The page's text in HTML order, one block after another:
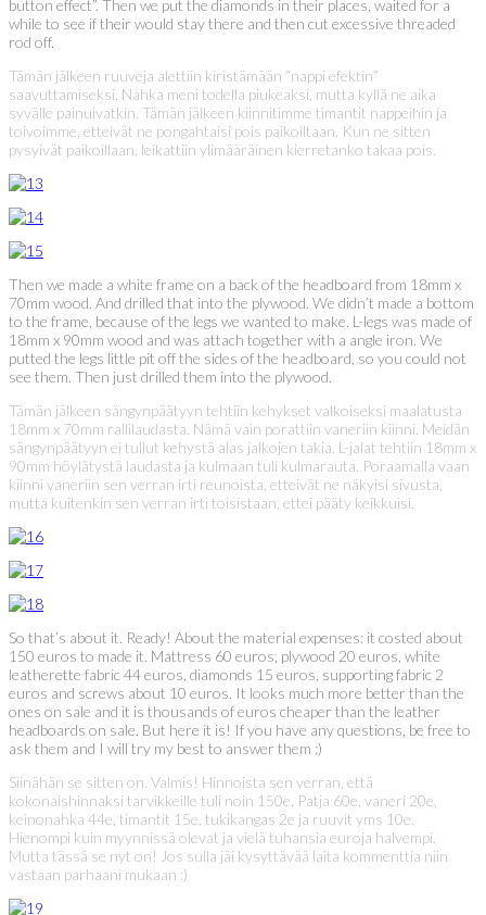
button effect”. Then we put the diamonds in their places, waited for a
while to see if their would stay there and then cut excessive threaded
rod off.
Tämän jälkeen ruuveja alettiin kiristämään ”nappi efektin”
saavuttamiseksi. Nahka meni todella piukeaksi, mutta kyllä ne aika
syvälle painuivatkin. Tämän jälkeen kiinnitimme timantit nappeihin ja
toivoimme, etteivät ne pongahtaisi pois paikoiltaan. Kun ne sitten
pysyivät paikoillaan, leikattiin ylimääräinen kierretanko takaa pois.
Then we made a white frame on a back of the headboard from 18mm x
70mm wood. And drilled that into the plywood. We didn’t made a bottom
to the frame, because of the legs we wanted to make. L-legs was made of
18mm x 90mm wood and was attach together with a angle iron. We
putted the legs little pit off the sides of the headboard, so you could not
see them. Then just drilled them into the plywood.
Tämän jälkeen sängynpäätyyn tehtiin kehykset valkoiseksi maalatusta
18mm x 70mm rallilaudasta. Nämä vain porattiin vaneriin kiinni. Meidän
sängynpäätyyn ei tullut kehystä alas jalkojen takia. L-jalat tehtiin 18mm x
90mm höylätystä laudasta ja kulmaan tuli kulmarauta. Poraamalla vaan
kiinni vaneriin sen verran irti reunoista, etteivät ne näkyisi sivusta,
mutta kuitenkin sen verran irti toisistaan, ettei pääty keikkuisi.
So that’s about it. Ready! About the material expenses: it costed about
150 euros to made it. Mattress 60 euros, plywood 20 euros, white
leatherette fabric 44 euros, diamonds 15 euros, supporting fabric 2
euros and screws about 10 euros. It looks much more better than the
ones on sale and it is thousands of euros cheaper than the leather
headboards on sale. But here it is! If you have any questions, be free to
ask them and I will try my best to answer them :)
Siinähän se sitten on. Valmis! Hinnoista sen verran, että
kokonaishinnaksi tarvikkeille tuli noin 150e. Patja 60e, vaneri 20e,
keinonahka 44e, timantit 15e, tukikangas 2e ja ruuvit yms 10e.
Hienompi kuin myynnissä olevat ja vielä tuhansia euroja halvempi.
Mutta tässä se nyt on! Jos sulla jäi kysyttävää laita kommenttia niin
vastaan parhaani mukaan :)